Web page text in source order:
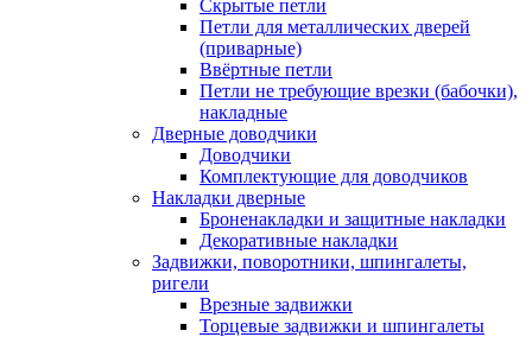
Скрытые петли
Петли для металлических дверей
(приварные)
Ввёртные петли
Петли не требующие врезки (бабочки),
накладные
Дверные доводчики
Доводчики
Комплектующие для доводчиков
Накладки дверные
Броненакладки и защитные накладки
Декоративные накладки
Задвижки, поворотники, шпингалеты,
ригели
Врезные задвижки
Торцевые задвижки и шпингалеты